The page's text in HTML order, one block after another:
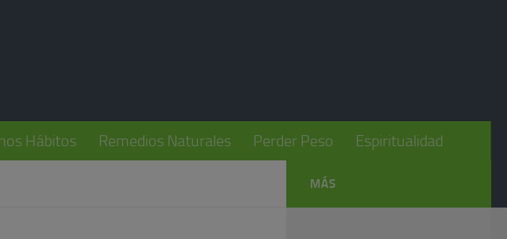
Hábitos Remedios Naturales Perder Peso Espiritualidad
MÁS